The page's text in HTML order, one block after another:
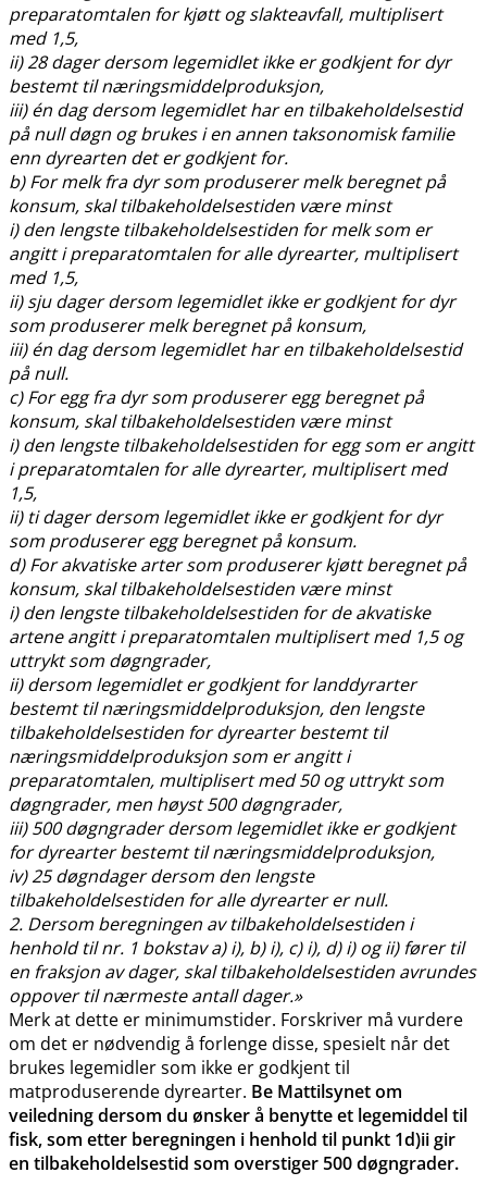
preparatomtalen for kjøtt og slakteavfall, multiplisert
med 1,5,
ii) 28 dager dersom legemidlet ikke er godkjent for dyr
bestemt til næringsmiddelproduksjon,
iii) én dag dersom legemidlet har en tilbakeholdelsestid
på null døgn og brukes i en annen taksonomisk familie
enn dyrearten det er godkjent for.
b) For melk fra dyr som produserer melk beregnet på
konsum, skal tilbakeholdelsestiden være minst
i) den lengste tilbakeholdelsestiden for melk som er
angitt i preparatomtalen for alle dyrearter, multiplisert
med 1,5,
ii) sju dager dersom legemidlet ikke er godkjent for dyr
som produserer melk beregnet på konsum,
iii) én dag dersom legemidlet har en tilbakeholdelsestid
på null.
c) For egg fra dyr som produserer egg beregnet på
konsum, skal tilbakeholdelsestiden være minst
i) den lengste tilbakeholdelsestiden for egg som er angitt
i preparatomtalen for alle dyrearter, multiplisert med
1,5,
ii) ti dager dersom legemidlet ikke er godkjent for dyr
som produserer egg beregnet på konsum.
d) For akvatiske arter som produserer kjøtt beregnet på
konsum, skal tilbakeholdelsestiden være minst
i) den lengste tilbakeholdelsestiden for de akvatiske
artene angitt i preparatomtalen multiplisert med 1,5 og
uttrykt som døgngrader,
ii) dersom legemidlet er godkjent for landdyrarter
bestemt til næringsmiddelproduksjon, den lengste
tilbakeholdelsestiden for dyrearter bestemt til
næringsmiddelproduksjon som er angitt i
preparatomtalen, multiplisert med 50 og uttrykt som
døgngrader, men høyst 500 døgngrader,
iii) 500 døgngrader dersom legemidlet ikke er godkjent
for dyrearter bestemt til næringsmiddelproduksjon,
iv) 25 døgndager dersom den lengste
tilbakeholdelsestiden for alle dyrearter er null.
2. Dersom beregningen av tilbakeholdelsestiden i
henhold til nr. 1 bokstav a) i), b) i), c) i), d) i) og ii) fører til
en fraksjon av dager, skal tilbakeholdelsestiden avrundes
oppover til nærmeste antall dager.»
Merk at dette er minimumstider. Forskriver må vurdere
om det er nødvendig å forlenge disse, spesielt når det
brukes legemidler som ikke er godkjent til
matproduserende dyrearter. Be Mattilsynet om
veiledning dersom du ønsker å benytte et legemiddel til
fisk, som etter beregningen i henhold til punkt 1d)ii gir
en tilbakeholdelsestid som overstiger 500 døgngrader.